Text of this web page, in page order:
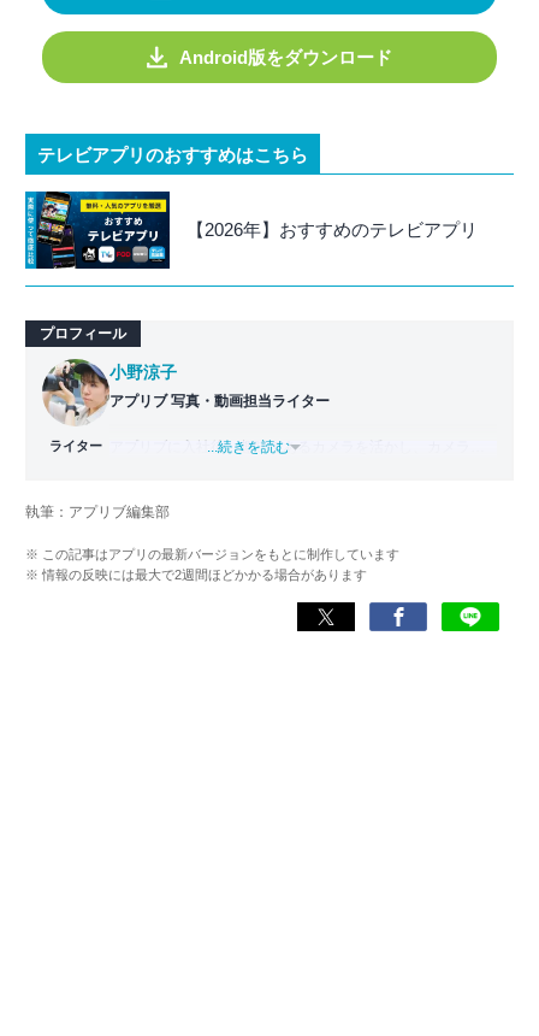
Android版をダウンロード
テレビアプリのおすすめはこちら
【2026年】おすすめのテレビアプリ
プロフィール
ライター
小野涼子
アプリブ 写真・動画担当ライター
アプリブに入社後、趣味であるカメラを活かし、カメラや
「誰でも本格的にアプリを使いこなせるようになるコンテ
...続きを読む
執筆：アプリブ編集部
※ この記事はアプリの最新バージョンをもとに制作しています
※ 情報の反映には最大で2週間ほどかかる場合があります